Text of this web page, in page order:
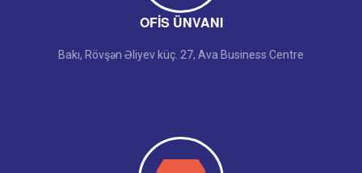
OFIS ÜNVANI
Bakı, Rövşən Əliyev küç. 27, Ava Business Centre